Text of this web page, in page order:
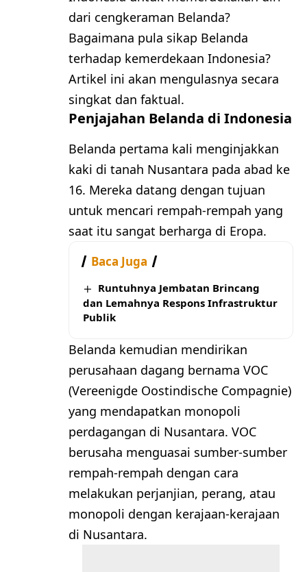
dari cengkeraman Belanda?
Bagaimana pula sikap Belanda
terhadap kemerdekaan Indonesia?
Artikel ini akan mengulasnya secara
singkat dan faktual.
Penjajahan Belanda di Indonesia
Belanda pertama kali menginjakkan
kaki di tanah Nusantara pada abad ke
16. Mereka datang dengan tujuan
untuk mencari rempah-rempah yang
saat itu sangat berharga di Eropa.
Baca Juga
Runtuhnya Jembatan Brincang
dan Lemahnya Respons Infrastruktur
Publik
Belanda kemudian mendirikan
perusahaan dagang bernama VOC
(Vereenigde Oostindische Compagnie)
yang mendapatkan monopoli
perdagangan di Nusantara. VOC
berusaha menguasai sumber-sumber
rempah-rempah dengan cara
melakukan perjanjian, perang, atau
monopoli dengan kerajaan-kerajaan
di Nusantara.